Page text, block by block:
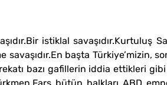
istiklal savaşıdır.Kurtuluş
başta Türkiye’mizin,
bazı gafillerin iddia ettikleri